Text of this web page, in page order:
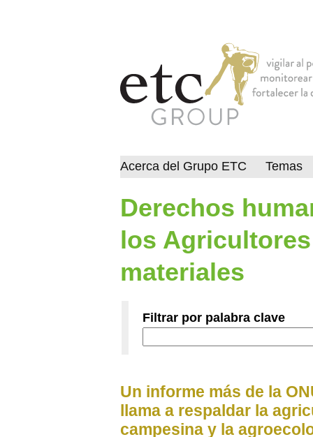
Derechos
los
materiales
Filtrar por palabra clave
Un informe más de la
llama a respaldar la
campesina y la
Acerca del Grupo ETC Temas